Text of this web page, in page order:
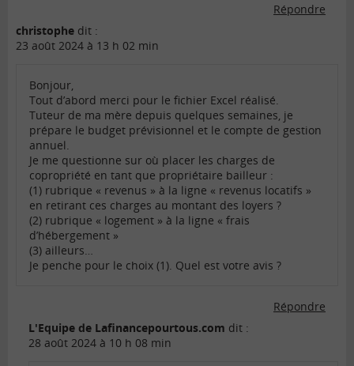
Répondre
christophe dit :
23 août 2024 à 13 h 02 min
Bonjour,
Tout d’abord merci pour le fichier Excel réalisé.
Tuteur de ma mère depuis quelques semaines, je
prépare le budget prévisionnel et le compte de gestion
annuel.
Je me questionne sur où placer les charges de
copropriété en tant que propriétaire bailleur :
(1) rubrique « revenus » à la ligne « revenus locatifs »
en retirant ces charges au montant des loyers ?
(2) rubrique « logement » à la ligne « frais
d’hébergement »
(3) ailleurs…
Je penche pour le choix (1). Quel est votre avis ?
Répondre
L'Equipe de Lafinancepourtous.com dit :
28 août 2024 à 10 h 08 min